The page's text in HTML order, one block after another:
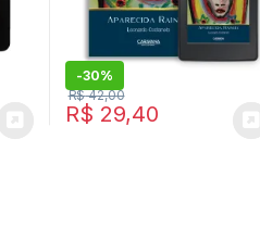
-30%
R$ 29,40
R$42,00